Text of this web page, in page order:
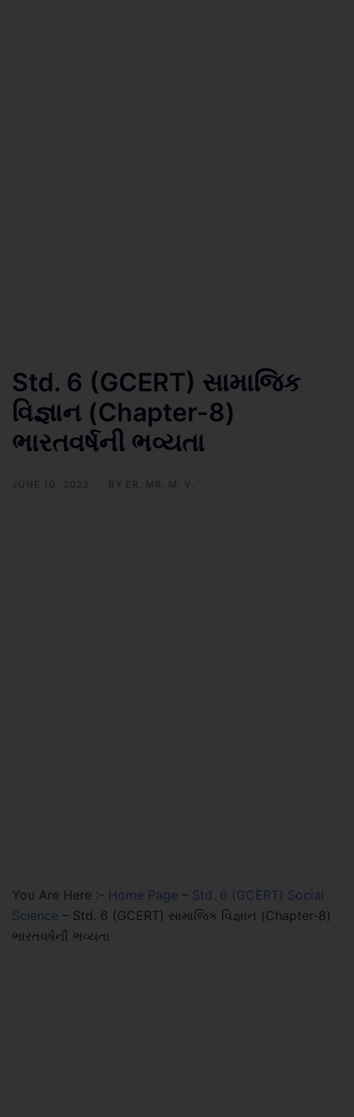
Std. 6 (GCERT) સામાજિક
વિજ્ઞાન (Chapter-8)
ભારતવર્ષની ભવ્યતા
JUNE 10, 2022 BY ER. MR. M. V.
You Are Here :- Home Page – Std. 6 (GCERT) Social
Science – Std. 6 (GCERT) સામાજિક વિજ્ઞાન (Chapter-8)
ભારતવર્ષની ભવ્યતા